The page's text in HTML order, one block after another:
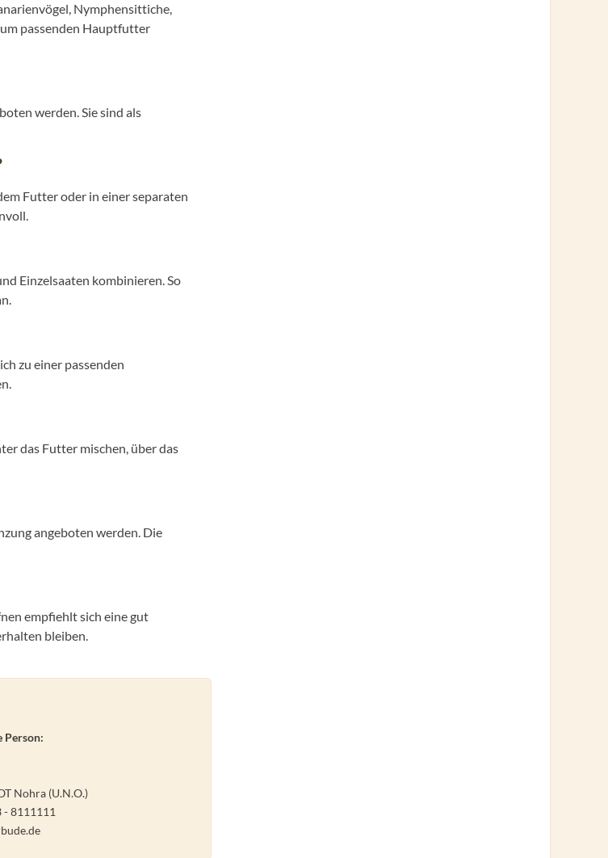
Nymphensittiche,
passenden Hauptfutter
werden. Sie sind als
Futter oder in einer separaten
Einzelsaaten kombinieren. So
zu einer passenden
das Futter mischen, über das
angeboten werden. Die
empfiehlt sich eine gut
bleiben.
Person:
Nohra (U.N.O.)
- 8111111